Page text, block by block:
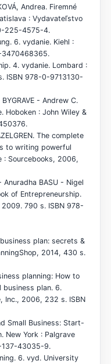
Andrea. Firemné
: Vydavateľstvo
225-4575-4.
6. vydanie. Kiehl :
3470468365.
4. vydanie. Lombard :
ISBN 978-0-9713130-
- Andrew C.
Hoboken : John Wiley &
The complete
to writing powerful
: Sourcebooks, 2006,
Anuradha BASU - Nigel
of Entrepreneurship.
790 s. ISBN 978-
plan: secrets &
2014, 430 s.
planning: How to
business plan. 6.
Inc., 2006, 232 s. ISBN
Small Business: Start-
New York : Palgrave
137-43035-9.
6. vyd. University